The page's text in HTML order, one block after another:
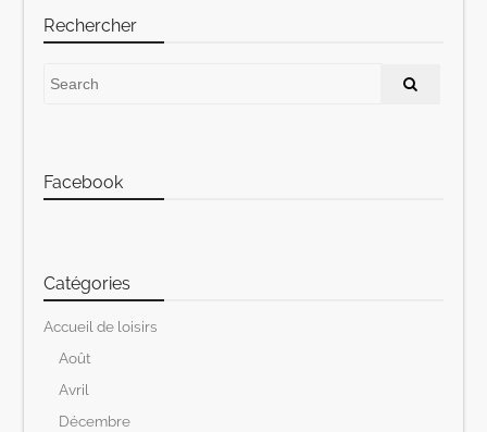
Rechercher
Facebook
Catégories
Accueil de loisirs
Août
Avril
Décembre